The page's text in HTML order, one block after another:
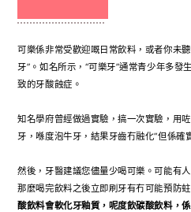
可樂係非常受歡迎嘅日常飲料，或者你未
牙”。如名所示，“可樂牙”通常青少年多發
致的牙酸蝕症。
知名學府曾經做過實驗，搞一次實驗，用
牙，喺度泡牛牙，結果牙齒冇融化“但係確
然後，牙醫建議您儘量少喝可樂。可能有
那麼喝完飲料之後立即刷牙有冇可能預防
酸飲料會軟化牙釉質，呢度飲碳酸飲料，